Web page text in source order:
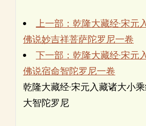
上一部：乾隆大藏经·宋元
佛说妙吉祥菩萨陀罗尼一卷
下一部：乾隆大藏经·宋元
佛说宿命智陀罗尼一卷
乾隆大藏经·宋元入藏诸大小
大智陀罗尼